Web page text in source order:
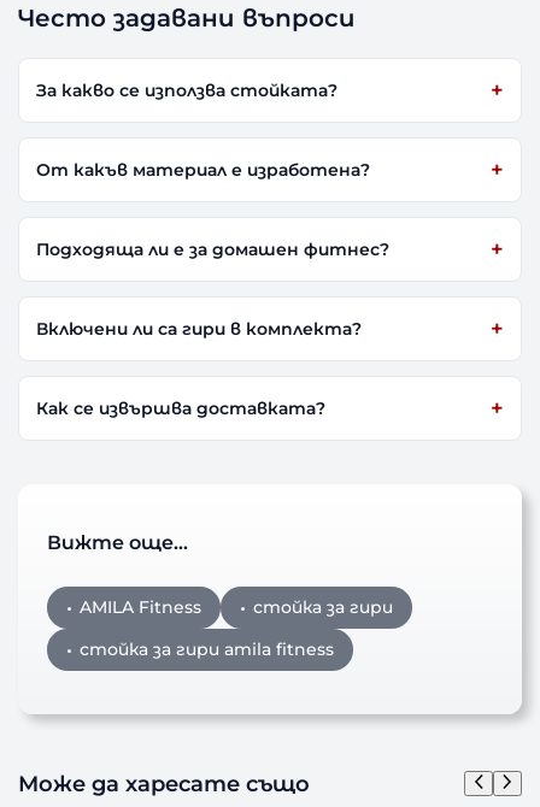
Често задавани въпроси
За какво се използва стойката?
От какъв материал е изработена?
Подходяща ли е за домашен фитнес?
Включени ли са гири в комплекта?
Как се извършва доставката?
Вижте още…
AMILA Fitness
стойка за гири
стойка за гири amila fitness
Може да харесате също